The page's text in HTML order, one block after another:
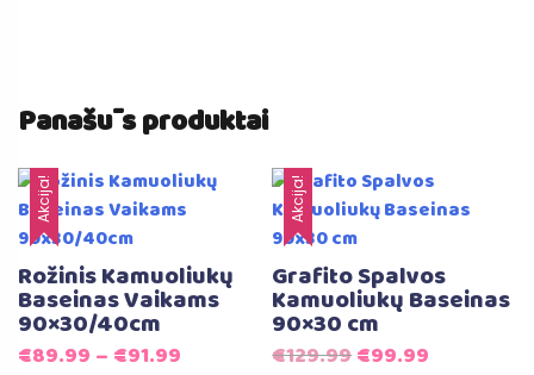
Panašūs produktai
Akcija!
Rožinis Kamuoliukų
Baseinas Vaikams
90×30/40cm
€89.99 – €91.99
Akcija!
Grafito Spalvos
Kamuoliukų Baseinas
90×30 cm
€129.99Original
€99.99